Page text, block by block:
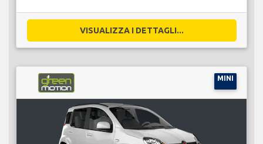
VISUALIZZA I DETTAGLI...
MINI